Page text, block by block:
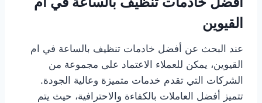
القيوين
عند البحث عن أفضل خادمات تنظيف بالساعة في ام
القيوين، يمكن للعملاء الاعتماد على مجموعة من
الشركات التي تقدم خدمات متميزة وعالية الجودة.
تتميز أفضل العاملات بالكفاءة والاحترافية، حيث يتم